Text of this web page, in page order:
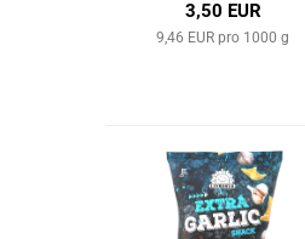
3,50 EUR
9,46 EUR pro 1000 g